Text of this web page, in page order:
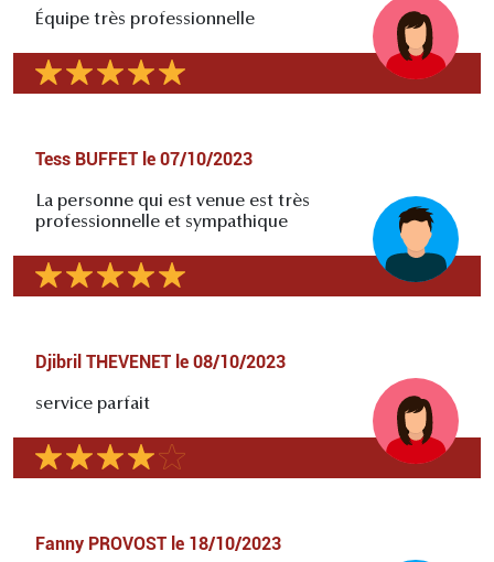
Équipe très professionnelle
Tess BUFFET le 07/10/2023
La personne qui est venue est très
professionnelle et sympathique
Djibril THEVENET le 08/10/2023
service parfait
Fanny PROVOST le 18/10/2023